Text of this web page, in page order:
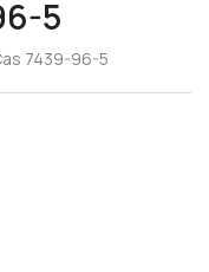
5
7439-96-5